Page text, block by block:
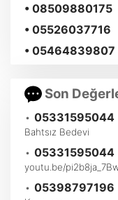
• 08509880175
• 05526037716
• 05464839807
Son
• 05331595044
Bahtsız Bedevi
• 05331595044
youtu.be/
• 05398797196